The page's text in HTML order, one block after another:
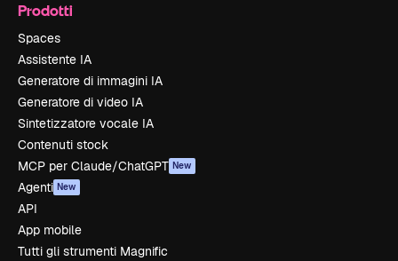
Prodotti
Spaces
Assistente IA
Generatore di immagini IA
Generatore di video IA
Sintetizzatore vocale IA
Contenuti stock
MCP per Claude/ChatGPT New
Agenti New
API
App mobile
Tutti gli strumenti Magnific